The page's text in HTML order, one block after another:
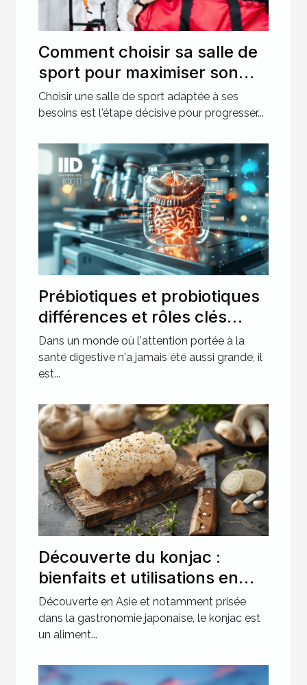
Comment choisir sa salle de
sport pour maximiser son
entraînement ?
Choisir une salle de sport adaptée à ses
besoins est l'étape décisive pour progresser...
Prébiotiques et probiotiques
différences et rôles clés
dans la santé digestive
Dans un monde où l'attention portée à la
santé digestive n'a jamais été aussi grande, il
est...
Découverte du konjac :
bienfaits et utilisations en
cuisine japonaise
Découverte en Asie et notamment prisée
dans la gastronomie japonaise, le konjac est
un aliment...